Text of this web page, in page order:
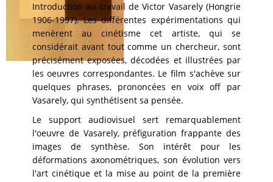
Introduction au travail de Victor Vasarely (Hongrie
1906-1997). Les différentes expérimentations qui
menèrent au cinétisme cet artiste, qui se
considérait avant tout comme un chercheur, sont
précisément exposées, décodées et illustrées par
les oeuvres correspondantes. Le film s'achève sur
quelques phrases, prononcées en voix off par
Vasarely, qui synthétisent sa pensée.
Le support audiovisuel sert remarquablement
l'oeuvre de Vasarely, préfiguration frappante des
images de synthèse. Son intérêt pour les
déformations axonométriques, son évolution vers
l'art cinétique et la mise au point de la première